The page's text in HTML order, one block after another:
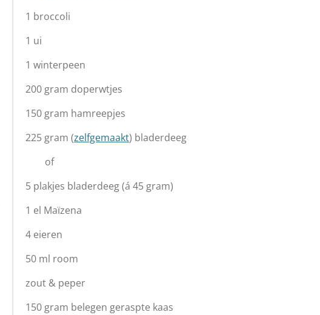
1 broccoli
1 ui
1 winterpeen
200 gram doperwtjes
150 gram hamreepjes
225 gram (zelfgemaakt) bladerdeeg
of
5 plakjes bladerdeeg (á 45 gram)
1 el Maïzena
4 eieren
50 ml room
zout & peper
150 gram belegen geraspte kaas